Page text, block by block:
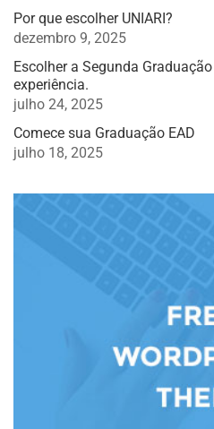
Por que escolher UNIARI?
dezembro 9, 2025
Escolher a Segunda
experiência.
julho 24, 2025
Comece sua Graduação EAD
julho 18, 2025